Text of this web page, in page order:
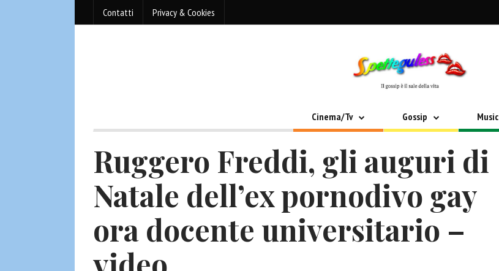
Contatti Privacy & Cookies
Cinema/Tv Gossip Music
Ruggero Freddi, gli auguri di
Natale dell’ex pornodivo gay
ora docente universitario –